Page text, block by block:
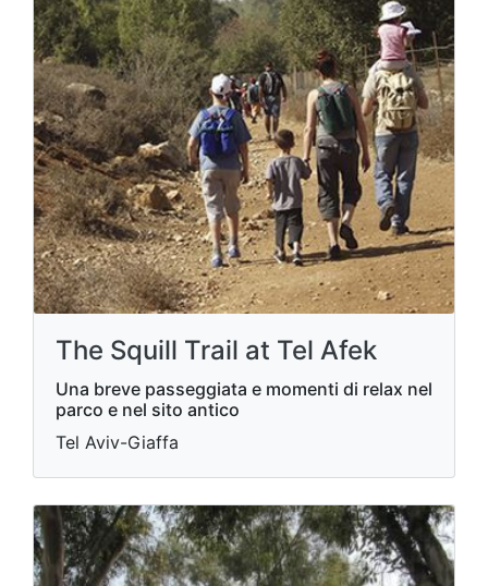
The Squill Trail at Tel Afek
Una breve passeggiata e momenti di relax nel
parco e nel sito antico
Tel Aviv-Giaffa